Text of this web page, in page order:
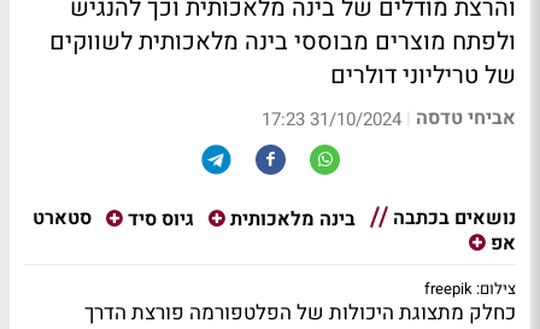
והרצת מודלים של בינה מלאכותית וכך להנגיש
ולפתח מוצרים מבוססי בינה מלאכותית לשווקים
של טריליוני דולרים
אביחי טדסה |
31/10/2024 17:23
נושאים בכתבה בינה מלאכותית גיוס סיד
סטארט
אפ
צילום: freepik
כחלק מתצוגת היכולות של הפלטפורמה פורצת הדרך